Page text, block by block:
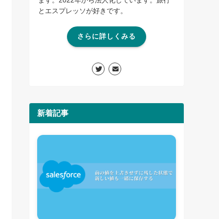
とエスプレッソが好きです。
さらに詳しくみる
新着記事